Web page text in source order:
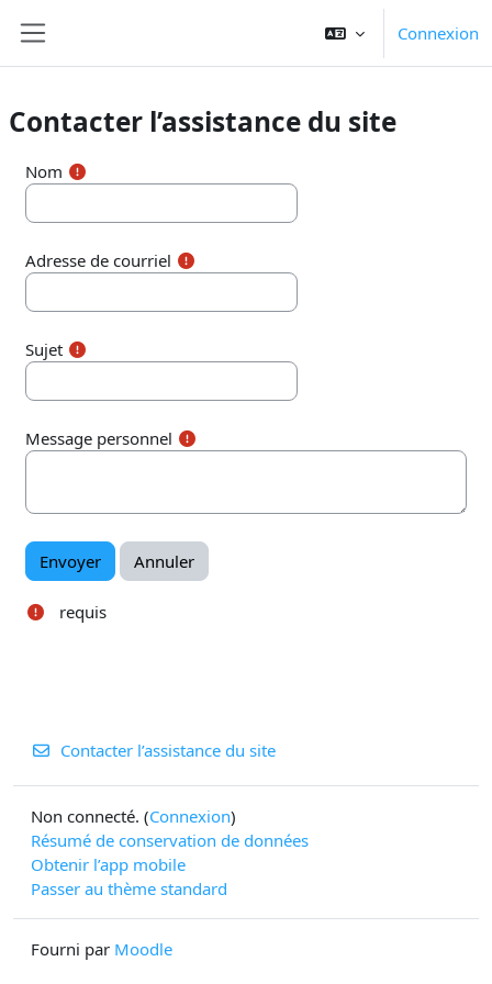
Connexion
Contacter l’assistance du site
Nom
Adresse de courriel
Sujet
Message personnel
requis
Contacter l’assistance du site
Non connecté. (Connexion)
Résumé de conservation de données
Obtenir l’app mobile
Passer au thème standard
Fourni par Moodle